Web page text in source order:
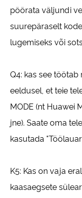
pöörata väljundi
suurepäraselt
lugemiseks või
Q4: kas see töötab
eeldusel, et teie
MODE (nt Huawei
jne). Saate oma
kasutada
K5: Kas on vaja
kaasaegsete